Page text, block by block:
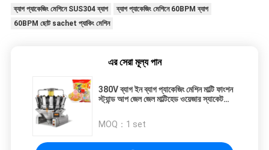
ব্যাগ প্যাকেজিং মেশিনে SUS304 ব্যাগ
ব্যাগ প্যাকেজিং মেশিনে 60BPM ব্যাগ
60BPM ছোট sachet প্যাকিং মেশিন
এর সেরা মূল্য পান
380V ব্যাগ ইন ব্যাগ প্যাকেজিং মেশিন মাল্টি ফাংশন
স্ট্যান্ড আপ জেল জেল মাল্টিহেড ওয়েজার স্যাকেট
MOQ： 1 set